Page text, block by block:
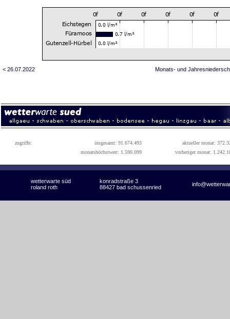
< 26.07.2022 Monats- und
zugriffe: insgesamt: 91.674.493
aktueller monat:
monatshöchstwert: 1.590.099
vorheriger monat:
wetterwarte süd konradstraße 3
roland roth 88427 bad schussenried